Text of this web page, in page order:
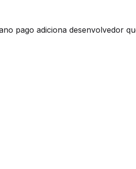
pago adiciona desenvolvedor